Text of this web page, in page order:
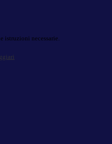
istruzioni necessarie.